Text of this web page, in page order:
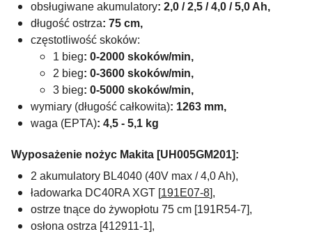
obsługiwane akumulatory: 2,0 / 2,5 / 4,0 / 5,0 Ah,
długość ostrza: 75 cm,
częstotliwość skoków:
1 bieg: 0-2000 skoków/min,
2 bieg: 0-3600 skoków/min,
3 bieg: 0-5000 skoków/min,
wymiary (długość całkowita): 1263 mm,
waga (EPTA): 4,5 - 5,1 kg
Wyposażenie nożyc Makita [UH005GM201]:
2 akumulatory BL4040 (40V max / 4,0 Ah),
ładowarka DC40RA XGT [191E07-8],
ostrze tnące do żywopłotu 75 cm [191R54-7],
osłona ostrza [412911-1],